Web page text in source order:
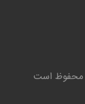
محفوظ است